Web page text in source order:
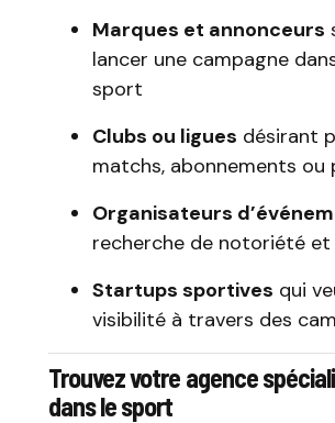
Marques et annonceurs
lancer une campagne
sport
Clubs ou ligues désirant
matchs, abonnements ou
Organisateurs
recherche de notoriété
Startups sportives qui
visibilité à travers des
Trouvez votre agence
dans le sport